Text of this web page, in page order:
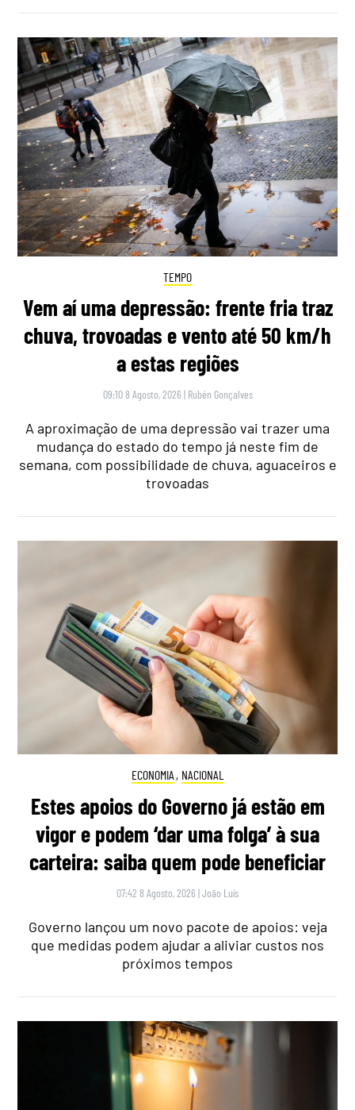
TEMPO
Vem aí uma depressão: frente fria traz
chuva, trovoadas e vento até 50 km/h
a estas regiões
09:10 8 Agosto, 2026 | Rubén Gonçalves
A aproximação de uma depressão vai trazer uma
mudança do estado do tempo já neste fim de
semana, com possibilidade de chuva, aguaceiros e
trovoadas
ECONOMIA , NACIONAL
Estes apoios do Governo já estão em
vigor e podem ‘dar uma folga’ à sua
carteira: saiba quem pode beneficiar
07:42 8 Agosto, 2026 |João Luís
Governo lançou um novo pacote de apoios: veja
que medidas podem ajudar a aliviar custos nos
próximos tempos